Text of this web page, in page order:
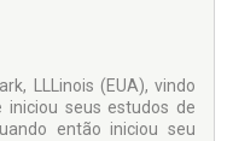
LLLinois (EUA), vindo
iniciou seus estudos de
então iniciou seu